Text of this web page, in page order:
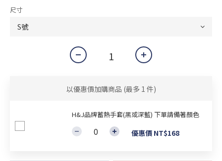
尺寸
以優惠價加購商品 (最多 1 件)
H&J品牌蓄熱手套(黑或深藍) 下單請備著顏色
優惠價 NT$168